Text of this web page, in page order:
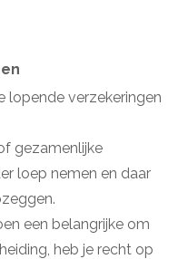
lopende verzekeringen
gezamenlijke
loep nemen en daar
een belangrijke om
heb je recht op